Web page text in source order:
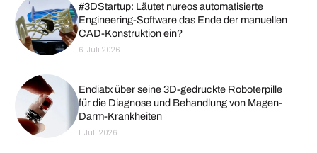
#3DStartup: Läutet nureos automatisierte
Engineering-Software das Ende der manuellen
CAD-Konstruktion ein?
6. Juli 2026
Endiatx über seine 3D-gedruckte Roboterpille
für die Diagnose und Behandlung von Magen-
Darm-Krankheiten
1. Juli 2026